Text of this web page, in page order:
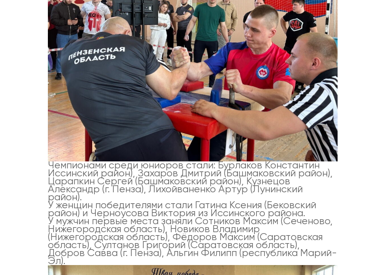
Чемпионами среди юниоров стали: Бурлаков Константин
Иссинский район), Захаров Дмитрий (Башмаковский район),
Царапкин Сергей (Башмаковский район), Кузнецов
Александр (г. Пенза), Лихойваненко Артур (Лунинский
район).
У женщин победителями стали Гатина Ксения (Бековский
район) и Черноусова Виктория из Иссинского района.
У мужчин первые места заняли Сотников Максим (Сеченово,
Нижегородская область), Новиков Владимир
(Нижегородская область), Фёдоров Максим (Саратовская
область), Султанов Григорий (Саратовская область),
Добров Савва (г. Пенза), Альгин Филипп (республика Марий-
Эл).